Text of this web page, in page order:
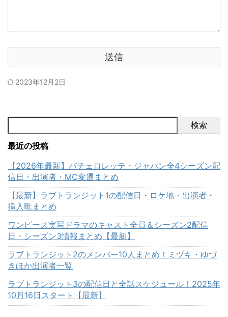
2023年12月2日
検索
最近の投稿
【2026年最新】バチェロレッテ・ジャパン全4シーズン配
信日・出演者・MC変遷まとめ
【最新】ラブトランジット1の配信日・ロケ地・出演者・
挿入歌まとめ
ワンピース実写ドラマのキャスト全員＆シーズン2配信
日・シーズン3情報まとめ【最新】
ラブトランジット2のメンバー10人まとめ！ミヅキ・ゆづ
きほか出演者一覧
ラブトランジット3の配信日と全話スケジュール！2025年
10月16日スタート【最新】